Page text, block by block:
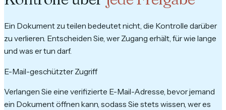
Ein Dokument zu teilen bedeutet nicht, die Kontrolle darüber
zu verlieren. Entscheiden Sie, wer Zugang erhält, für wie lange
und was er tun darf.
E-Mail-geschützter Zugriff
Verlangen Sie eine verifizierte E-Mail-Adresse, bevor jemand
ein Dokument öffnen kann, sodass Sie stets wissen, wer es